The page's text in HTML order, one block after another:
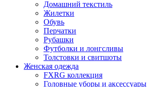
Домашний текстиль
Жилетки
Обувь
Перчатки
Рубашки
Футболки и лонгсливы
Толстовки и свитшоты
Женская одежда
FXRG коллекция
Головные уборы и аксессуары